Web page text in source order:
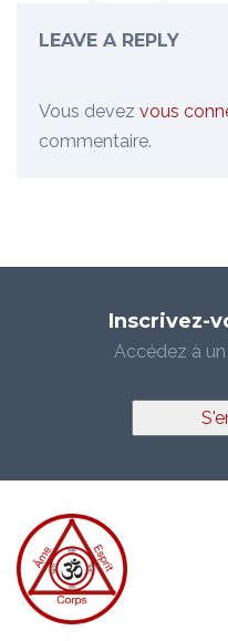
LEAVE A REPLY
Vous devez vous
commentaire.
Inscrivez-
Accédez à